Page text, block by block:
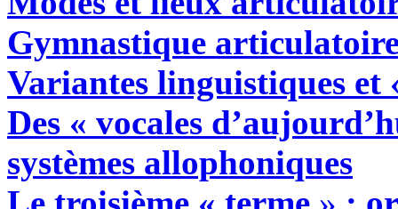
Gymnastique
Variantes linguistiques et
Des « vocales
systèmes allophoniques